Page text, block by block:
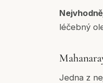
léčebný
Jedna z